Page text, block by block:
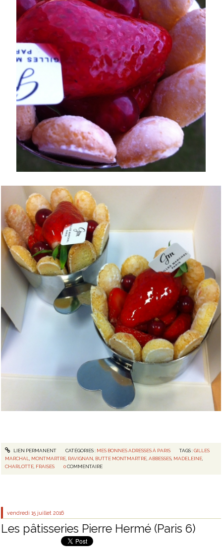
LIEN PERMANENT CATÉGORIES : MES BONNES ADRESSES À PARIS TAGS :GILLES
MARCHAL, MONTMARTRE, RAVIGNAN, BUTTE MONTMARTRE,ABBESSES, MADELEINE,
CHARLOTTE, FRAISES 0 COMMENTAIRE
vendredi 15 juillet 2016
Les pâtisseries Pierre Hermé (Paris 6)